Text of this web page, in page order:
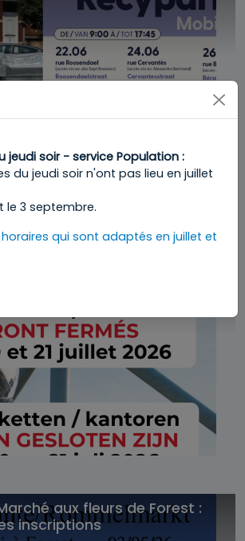
et guichets de
communale
aux fleurs de Forest :
inscriptions
jeudi soir - service Population :
du jeudi soir n'ont pas lieu en juillet
le 3 septembre.
horaires qui sont adaptés en juillet et